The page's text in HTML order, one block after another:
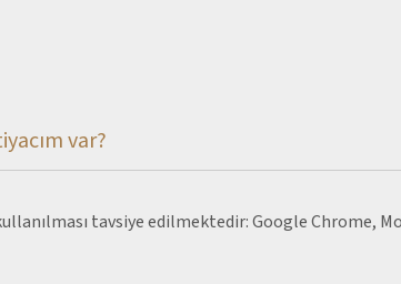
var?
tavsiye edilmektedir: Google Chrome,